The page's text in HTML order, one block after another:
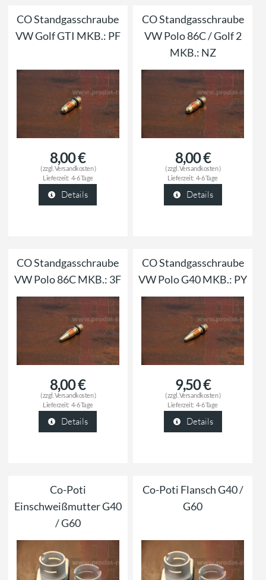
CO Standgasschraube
VW Golf GTI MKB.: PF
8,00 €
( zzgl. Versandkosten)
Lieferzeit: 4-6 Tage
Details
CO Standgasschraube
VW Polo 86C / Golf 2
MKB.: NZ
8,00 €
( zzgl. Versandkosten)
Lieferzeit: 4-6 Tage
Details
CO Standgasschraube
VW Polo 86C MKB.: 3F
8,00 €
( zzgl. Versandkosten)
Lieferzeit: 4-6 Tage
Details
CO Standgasschraube
VW Polo G40 MKB.: PY
9,50 €
( zzgl. Versandkosten)
Lieferzeit: 4-6 Tage
Details
Co-Poti
Einschweißmutter G40
/ G60
Co-Poti Flansch G40 /
G60